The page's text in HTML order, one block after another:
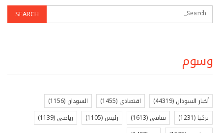
وسوم
أخبار السودان (44319) اقتصادي (1455) السودان (1156)
تركيا (1231) ثقافي (1613) رئيس (1105) رياضي (1139)